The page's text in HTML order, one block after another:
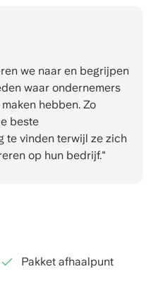
we naar en begrijpen
waar ondernemers
hebben. Zo
beste
te vinden terwijl ze zich
op hun bedrijf."
Pakket afhaalpunt